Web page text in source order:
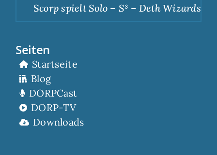
Scorp spielt Solo – S³ – Deth Wizards –
Seiten
Startseite
Blog
DORPCast
DORP-TV
Downloads